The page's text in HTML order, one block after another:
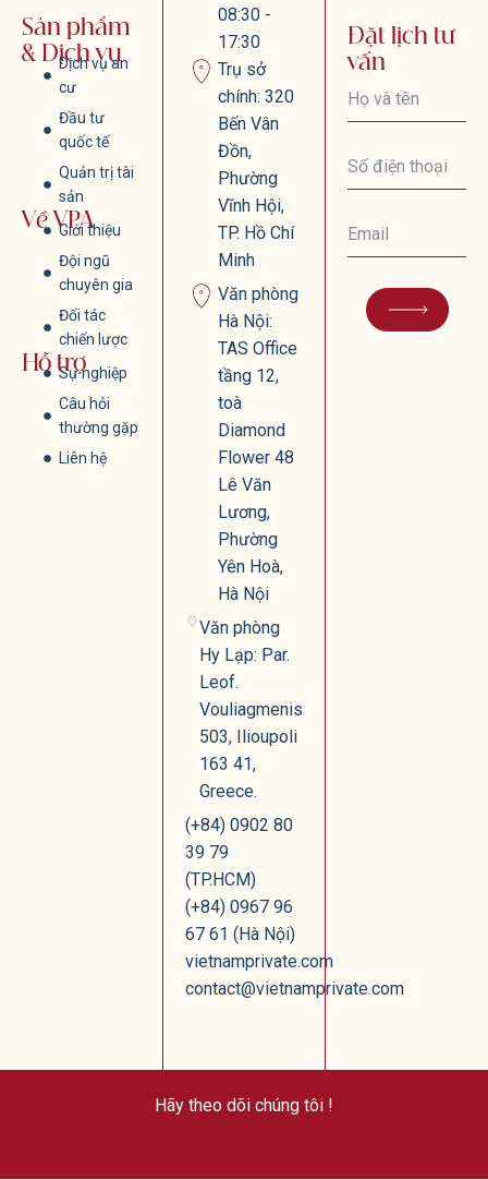
Sản phẩm
& Dịch vụ
Dịch vụ an
cư
Đầu tư
quốc tế
Quản trị tài
sản
Về VPA
Giới thiệu
Đội ngũ
chuyên gia
Đối tác
chiến lược
Hỗ trợSự nghiệp
Câu hỏi
thường gặp
Liên hệ
08:30 -
17:30
Trụ sở
chính: 320
Bến Vân
Đồn,
Phường
Vĩnh Hội,
TP. Hồ Chí
Minh
Văn phòng
Hà Nội:
TAS Office
tầng 12,
toà
Diamond
Flower 48
Lê Văn
Lương,
Phường
Yên Hoà,
Hà Nội
Văn phòng
Hy Lạp: Par.
Leof.
Vouliagmenis
503, Ilioupoli
163 41,
Greece.
(+84) 0902 80
39 79
(TP.HCM)
(+84) 0967 96
67 61 (Hà Nội)
vietnamprivate.com
contact@vietnamprivate.com
Đặt lịch tư
vấn
Hãy theo dõi chúng tôi !